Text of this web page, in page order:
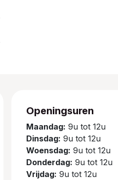
Openingsuren
Maandag: 9u tot 12u
Dinsdag: 9u tot 12u
Woensdag: 9u tot 12u
Donderdag: 9u tot 12u
Vrijdag: 9u tot 12u